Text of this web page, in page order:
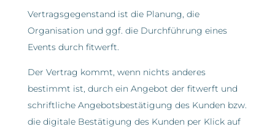
Vertragsgegenstand ist die Planung, die
Organisation und ggf. die Durchführung eines
Events durch fitwerft.
Der Vertrag kommt, wenn nichts anderes
bestimmt ist, durch ein Angebot der fitwerft und
schriftliche Angebotsbestätigung des Kunden bzw.
die digitale Bestätigung des Kunden per Klick auf